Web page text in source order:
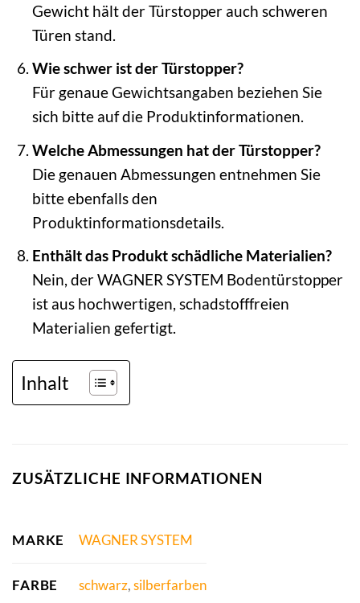
Gewicht hält der Türstopper auch schweren
Türen stand.
Wie schwer ist der Türstopper?
Für genaue Gewichtsangaben beziehen Sie
sich bitte auf die Produktinformationen.
Welche Abmessungen hat der Türstopper?
Die genauen Abmessungen entnehmen Sie
bitte ebenfalls den
Produktinformationsdetails.
Enthält das Produkt schädliche Materialien?
Nein, der WAGNER SYSTEM Bodentürstopper
ist aus hochwertigen, schadstofffreien
Materialien gefertigt.
Inhalt
ZUSÄTZLICHE INFORMATIONEN
MARKE WAGNER SYSTEM
FARBE schwarz,silberfarben